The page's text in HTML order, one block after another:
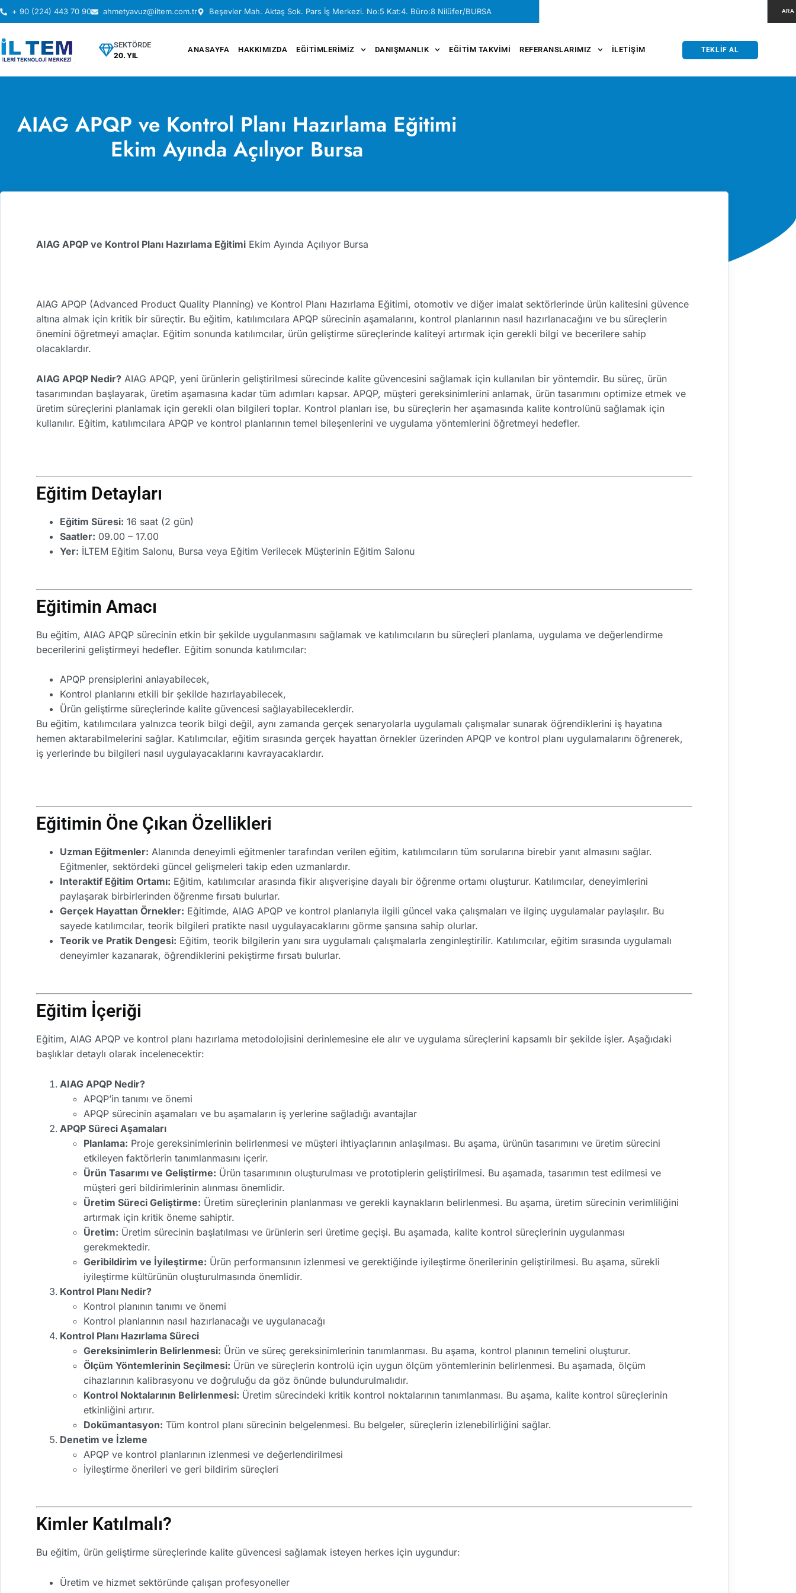
+ 90 (224) 443 70 90 ahmetyavuz@iltem.com.tr Beşevler Mah. Aktaş Sok. Pars İş Merkezi. No:5 Kat:4. Büro:8 Nilüfer/BURSA ARA
SEKTÖRDE
20. YIL
ANASAYFA HAKKIMIZDA EĞITIMLERIMIZ DANIŞMANLIK EĞITIM TAKVIMI REFERANSLARIMIZ İLETIŞIM TEKLIF AL
AIAG APQP ve Kontrol Planı Hazırlama Eğitimi
Ekim Ayında Açılıyor Bursa
AIAG APQP ve Kontrol Planı Hazırlama Eğitimi Ekim Ayında Açılıyor Bursa
AIAG APQP (Advanced Product Quality Planning) ve Kontrol Planı Hazırlama Eğitimi, otomotiv ve diğer imalat sektörlerinde ürün kalitesini güvence
altına almak için kritik bir süreçtir. Bu eğitim, katılımcılara APQP sürecinin aşamalarını, kontrol planlarının nasıl hazırlanacağını ve bu süreçlerin
önemini öğretmeyi amaçlar. Eğitim sonunda katılımcılar, ürün geliştirme süreçlerinde kaliteyi artırmak için gerekli bilgi ve becerilere sahip
olacaklardır.
AIAG APQP Nedir? AIAG APQP, yeni ürünlerin geliştirilmesi sürecinde kalite güvencesini sağlamak için kullanılan bir yöntemdir. Bu süreç, ürün
tasarımından başlayarak, üretim aşamasına kadar tüm adımları kapsar. APQP, müşteri gereksinimlerini anlamak, ürün tasarımını optimize etmek ve
üretim süreçlerini planlamak için gerekli olan bilgileri toplar. Kontrol planları ise, bu süreçlerin her aşamasında kalite kontrolünü sağlamak için
kullanılır. Eğitim, katılımcılara APQP ve kontrol planlarının temel bileşenlerini ve uygulama yöntemlerini öğretmeyi hedefler.
Eğitim Detayları
Eğitim Süresi: 16 saat (2 gün)
Saatler: 09.00 – 17.00
Yer: İLTEM Eğitim Salonu, Bursa veya Eğitim Verilecek Müşterinin Eğitim Salonu
Eğitimin Amacı
Bu eğitim, AIAG APQP sürecinin etkin bir şekilde uygulanmasını sağlamak ve katılımcıların bu süreçleri planlama, uygulama ve değerlendirme
becerilerini geliştirmeyi hedefler. Eğitim sonunda katılımcılar:
APQP prensiplerini anlayabilecek,
Kontrol planlarını etkili bir şekilde hazırlayabilecek,
Ürün geliştirme süreçlerinde kalite güvencesi sağlayabileceklerdir.
Bu eğitim, katılımcılara yalnızca teorik bilgi değil, aynı zamanda gerçek senaryolarla uygulamalı çalışmalar sunarak öğrendiklerini iş hayatına
hemen aktarabilmelerini sağlar. Katılımcılar, eğitim sırasında gerçek hayattan örnekler üzerinden APQP ve kontrol planı uygulamalarını öğrenerek,
iş yerlerinde bu bilgileri nasıl uygulayacaklarını kavrayacaklardır.
Eğitimin Öne Çıkan Özellikleri
Uzman Eğitmenler: Alanında deneyimli eğitmenler tarafından verilen eğitim, katılımcıların tüm sorularına birebir yanıt almasını sağlar.
Eğitmenler, sektördeki güncel gelişmeleri takip eden uzmanlardır.
Interaktif Eğitim Ortamı: Eğitim, katılımcılar arasında fikir alışverişine dayalı bir öğrenme ortamı oluşturur. Katılımcılar, deneyimlerini
paylaşarak birbirlerinden öğrenme fırsatı bulurlar.
Gerçek Hayattan Örnekler: Eğitimde, AIAG APQP ve kontrol planlarıyla ilgili güncel vaka çalışmaları ve ilginç uygulamalar paylaşılır. Bu
sayede katılımcılar, teorik bilgileri pratikte nasıl uygulayacaklarını görme şansına sahip olurlar.
Teorik ve Pratik Dengesi: Eğitim, teorik bilgilerin yanı sıra uygulamalı çalışmalarla zenginleştirilir. Katılımcılar, eğitim sırasında uygulamalı
deneyimler kazanarak, öğrendiklerini pekiştirme fırsatı bulurlar.
Eğitim İçeriği
Eğitim, AIAG APQP ve kontrol planı hazırlama metodolojisini derinlemesine ele alır ve uygulama süreçlerini kapsamlı bir şekilde işler. Aşağıdaki
başlıklar detaylı olarak incelenecektir:
AIAG APQP Nedir?
APQP’in tanımı ve önemi
APQP sürecinin aşamaları ve bu aşamaların iş yerlerine sağladığı avantajlar
APQP Süreci Aşamaları
Planlama: Proje gereksinimlerinin belirlenmesi ve müşteri ihtiyaçlarının anlaşılması. Bu aşama, ürünün tasarımını ve üretim sürecini
etkileyen faktörlerin tanımlanmasını içerir.
Ürün Tasarımı ve Geliştirme: Ürün tasarımının oluşturulması ve prototiplerin geliştirilmesi. Bu aşamada, tasarımın test edilmesi ve
müşteri geri bildirimlerinin alınması önemlidir.
Üretim Süreci Geliştirme: Üretim süreçlerinin planlanması ve gerekli kaynakların belirlenmesi. Bu aşama, üretim sürecinin verimliliğini
artırmak için kritik öneme sahiptir.
Üretim: Üretim sürecinin başlatılması ve ürünlerin seri üretime geçişi. Bu aşamada, kalite kontrol süreçlerinin uygulanması
gerekmektedir.
Geribildirim ve İyileştirme: Ürün performansının izlenmesi ve gerektiğinde iyileştirme önerilerinin geliştirilmesi. Bu aşama, sürekli
iyileştirme kültürünün oluşturulmasında önemlidir.
Kontrol Planı Nedir?
Kontrol planının tanımı ve önemi
Kontrol planlarının nasıl hazırlanacağı ve uygulanacağı
Kontrol Planı Hazırlama Süreci
Gereksinimlerin Belirlenmesi: Ürün ve süreç gereksinimlerinin tanımlanması. Bu aşama, kontrol planının temelini oluşturur.
Ölçüm Yöntemlerinin Seçilmesi: Ürün ve süreçlerin kontrolü için uygun ölçüm yöntemlerinin belirlenmesi. Bu aşamada, ölçüm
cihazlarının kalibrasyonu ve doğruluğu da göz önünde bulundurulmalıdır.
Kontrol Noktalarının Belirlenmesi: Üretim sürecindeki kritik kontrol noktalarının tanımlanması. Bu aşama, kalite kontrol süreçlerinin
etkinliğini artırır.
Dokümantasyon: Tüm kontrol planı sürecinin belgelenmesi. Bu belgeler, süreçlerin izlenebilirliğini sağlar.
Denetim ve İzleme
APQP ve kontrol planlarının izlenmesi ve değerlendirilmesi
İyileştirme önerileri ve geri bildirim süreçleri
Kimler Katılmalı?
Bu eğitim, ürün geliştirme süreçlerinde kalite güvencesi sağlamak isteyen herkes için uygundur:
Üretim ve hizmet sektöründe çalışan profesyoneller